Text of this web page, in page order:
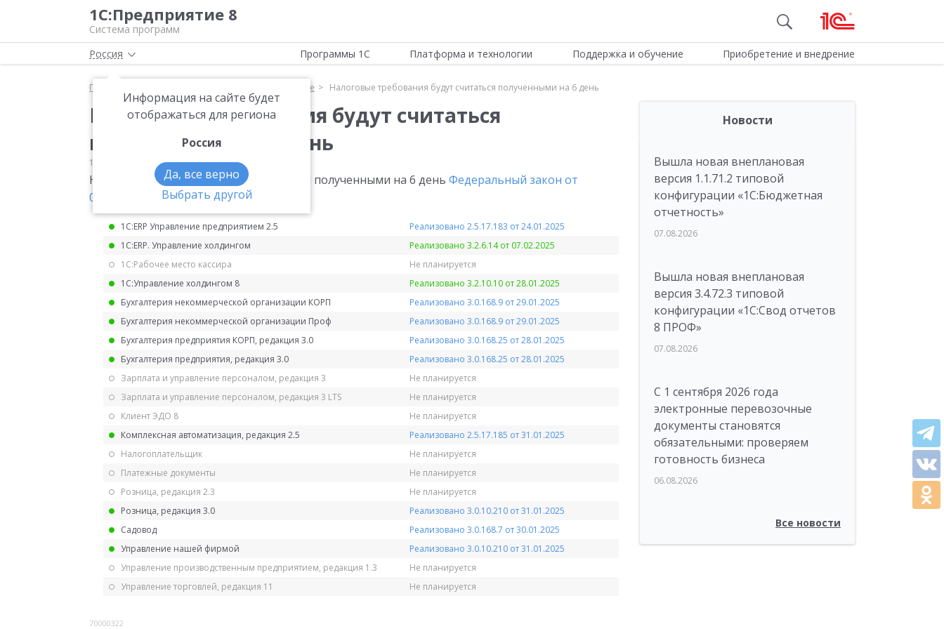
1С:Предприятие 8
Система программ
Россия
Информация на сайте будет
отображаться для региона
Россия
Да, все верно
Выбрать другой
Программы 1С Платформа и технологии Поддержка и обучение Приобретение и внедрение
Главная Прочее Налоговые требования будут считаться полученными на 6 день
Налоговые требования будут считаться
полученными на 6 день
10.08.2023 Прочее
Налоговые требования будут считаться полученными на 6 день Федеральный закон от
08.08.2024 № 259-ФЗ.
1С:ERP Управление предприятием 2.5
Реализовано 2.5.17.183 от 24.01.2025
1С:ERP. Управление холдингом
Реализовано 3.2.6.14 от 07.02.2025
1С:Рабочее место кассира
Не планируется
1С:Управление холдингом 8
Реализовано 3.2.10.10 от 28.01.2025
Бухгалтерия некоммерческой организации КОРП
Реализовано 3.0.168.9 от 29.01.2025
Бухгалтерия некоммерческой организации Проф
Реализовано 3.0.168.9 от 29.01.2025
Бухгалтерия предприятия КОРП, редакция 3.0
Реализовано 3.0.168.25 от 28.01.2025
Бухгалтерия предприятия, редакция 3.0
Реализовано 3.0.168.25 от 28.01.2025
Зарплата и управление персоналом, редакция 3
Не планируется
Зарплата и управление персоналом, редакция 3 LTS
Не планируется
Клиент ЭДО 8
Не планируется
Комплексная автоматизация, редакция 2.5
Реализовано 2.5.17.185 от 31.01.2025
Налогоплательщик
Не планируется
Платежные документы
Не планируется
Розница, редакция 2.3
Не планируется
Розница, редакция 3.0
Реализовано 3.0.10.210 от 31.01.2025
Садовод
Реализовано 3.0.168.7 от 30.01.2025
Управление нашей фирмой
Реализовано 3.0.10.210 от 31.01.2025
Управление производственным предприятием, редакция 1.3
Не планируется
Управление торговлей, редакция 11
Не планируется
70000322
Новости
Вышла новая внеплановая
версия 1.1.71.2 типовой
конфигурации «1C:Бюджетная
отчетность»
07.08.2026
Вышла новая внеплановая
версия 3.4.72.3 типовой
конфигурации «1C:Свод отчетов
8 ПРОФ»
07.08.2026
С 1 сентября 2026 года
электронные перевозочные
документы становятся
обязательными: проверяем
готовность бизнеса
06.08.2026
Все новости